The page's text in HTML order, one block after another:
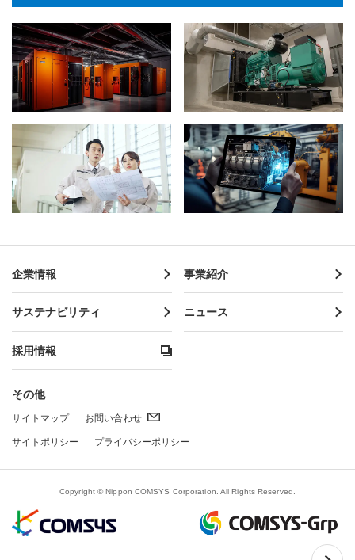
企業情報 事業紹介
サステナビリティ ニュース
採用情報
その他
サイトマップ お問い合わせ
サイトポリシー プライバシーポリシー
Copyright © Nippon COMSYS Corporation. All Rights Reserved.